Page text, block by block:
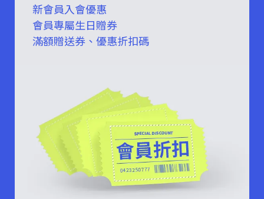
新會員入會優惠
會員專屬生日贈券
滿額贈送券、優惠折扣碼